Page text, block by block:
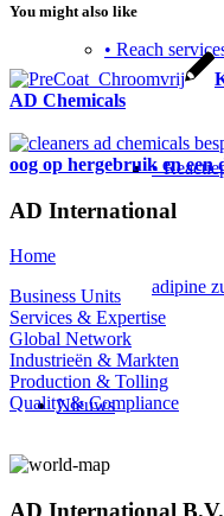
• Reach
•
adipine
Nieuws
You might also like
AD Chemicals
oog op hergebruik en een
AD International
Home
Business Units
Services & Expertise
Global Network
Industrieën & Markten
Production & Tolling
Quality & Compliance
AD International B.V.